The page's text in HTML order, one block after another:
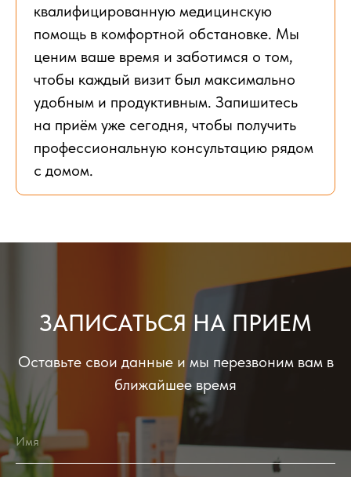
квалифицированную медицинскую
помощь в комфортной обстановке. Мы
ценим ваше время и заботимся о том,
чтобы каждый визит был максимально
удобным и продуктивным. Запишитесь
на приём уже сегодня, чтобы получить
профессиональную консультацию рядом
с домом.
ЗАПИСАТЬСЯ НА ПРИЕМ
Оставьте свои данные и мы перезвоним вам в
ближайшее время